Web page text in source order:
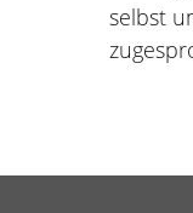
selbst